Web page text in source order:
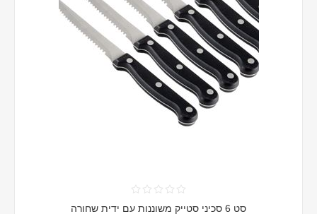
סט 6 סכיני סטייק משוננות עם ידית שחורה